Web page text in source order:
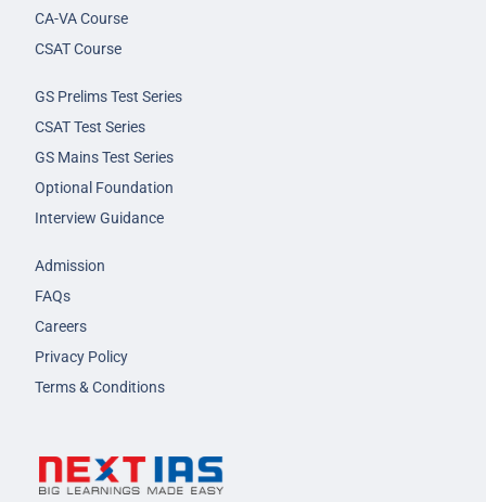
CA-VA Course
CSAT Course
GS Prelims Test Series
CSAT Test Series
GS Mains Test Series
Optional Foundation
Interview Guidance
Admission
FAQs
Careers
Privacy Policy
Terms & Conditions